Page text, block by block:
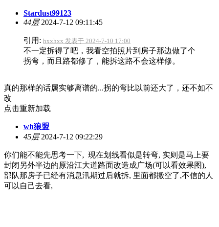
Stardust99123
44层2024-7-12 09:11:45
引用: hxxhxx 发表于 2024-7-10 17:00
不一定拆得了吧，我看空拍照片到房子那边做了个
拐弯，而且路都修了，能拆这路不会这样修。
真的那样的话属实够离谱的...拐的弯比以前还大了，还不如不
改
点击重新加载
wh狼盟
45层2024-7-12 09:22:29
你们能不能先思考一下, 现在划线看似是转弯, 实则是马上要
封闭另外半边的原沿江大道路面改造成广场(可以看效果图),
部队那房子已经有消息汛期过后就拆, 里面都搬空了,不信的人
可以自己去看,